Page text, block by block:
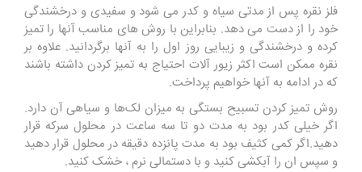
فلز نقره پس از مدتی سیاه و کدر می شود و سفیدی و درخشندگی
خود را از دست می دهد. بنابراین با روش های مناسب آنها را تمیز
کرده و درخشندگی و زیبایی روز اول را به آنها برگردانید. علاوه بر
نقره ممکن است اکثر زیور آلات احتیاج به تمیز کردن داشته باشند
که در ادامه به آنها خواهیم پرداخت.
روش تمیز کردن تسبیح بستگی به میزان لک‌ها و سیاهی آن دارد.
اگر خیلی کدر بود به مدت دو تا سه ساعت در محلول سرکه قرار
دهید.اگر کمی کثیف بود به مدت پانزده دقیقه در محلول قرار دهید
و سپس ان را آبکشی کنید و با دستمالی نرم ، خشک کنید.